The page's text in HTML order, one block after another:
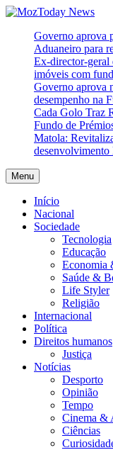
Skip
content
MozToday News
Onde a gente lê.
Governo aprova
Aduaneiro para
Ex-director-geral
imóveis com
Governo aprova
desempenho na
Cada Golo Traz
Fundo de
Matola:
desenvolvimento
Menu
Início
Nacional
Sociedade
Tecnologia
Educação
Economia
Saúde &
Life Styler
Religião
Internacional
Política
Direitos humanos
Justiça
Notícias
Desporto
Opinião
Tempo
Cinema &
Ciências